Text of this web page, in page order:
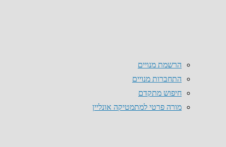
הרשמת מנויים
התחברות מנויים
חיפוש מתקדם
מורה פרטי למתמטיקה אונליין